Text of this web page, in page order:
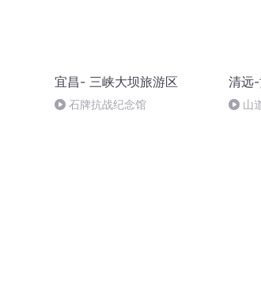
宜昌- 三峡大坝旅游区
石牌抗战纪念馆
清远
山